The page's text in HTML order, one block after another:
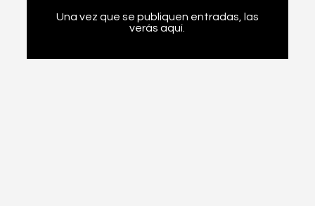
Una vez que se publiquen entradas, las
verás aquí.